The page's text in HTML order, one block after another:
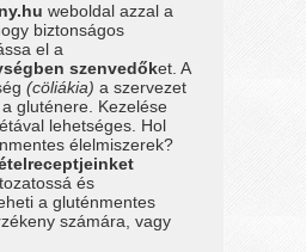
weboldal azzal a
biztonságos
el a
szenvedőket. A
(cöliákia) a szervezet
gluténere. Kezelése
lehetséges. Hol
élelmiszerek?
és
a gluténmentes
számára, vagy